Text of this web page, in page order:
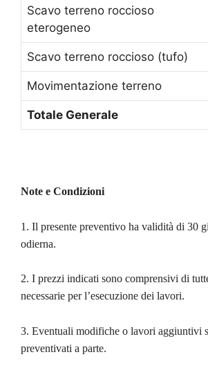
Scavo terreno roccioso
eterogeneo
Scavo terreno roccioso (tufo)
Movimentazione terreno
Totale Generale
Note e Condizioni
1. Il presente preventivo ha validità di 30
odierna.
2. I prezzi indicati sono comprensivi di
necessarie per l’esecuzione dei lavori.
3. Eventuali modifiche o lavori aggiuntivi
preventivati a parte.